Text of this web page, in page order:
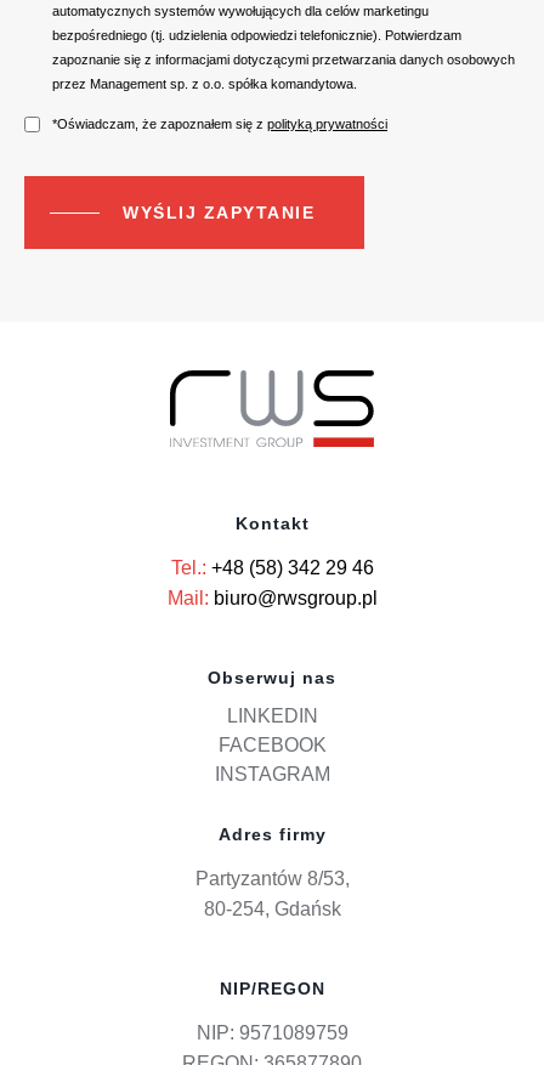
automatycznych systemów wywołujących dla celów marketingu
bezpośredniego (tj. udzielenia odpowiedzi telefonicznie). Potwierdzam
zapoznanie się z informacjami dotyczącymi przetwarzania danych osobowych
przez Management sp. z o.o. spółka komandytowa.
*Oświadczam, że zapoznałem się z polityką prywatności
Kontakt
Tel.: +48 (58) 342 29 46
Mail: biuro@rwsgroup.pl
Obserwuj nas
LINKEDIN
FACEBOOK
INSTAGRAM
Adres firmy
Partyzantów 8/53,
80-254, Gdańsk
NIP/REGON
NIP: 9571089759